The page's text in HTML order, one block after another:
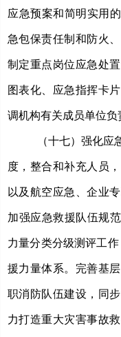
应急预案和简明实用
急包保责任制和防火
制定重点岗位应急处
图表化、应急指挥卡
调机构有关成员单位负
（十七）强化应
度，整合和补充人员
以及航空应急、企业
加强应急救援队伍规
力量分类分级测评工
援力量体系。完善基
职消防队伍建设，同
力打造重大灾害事故